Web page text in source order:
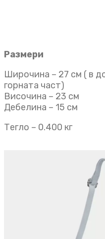
Размери
Широчина – 27 см ( в
горната част)
Височина – 23 см
Дебелина – 15 см
Тегло – 0.400 кг